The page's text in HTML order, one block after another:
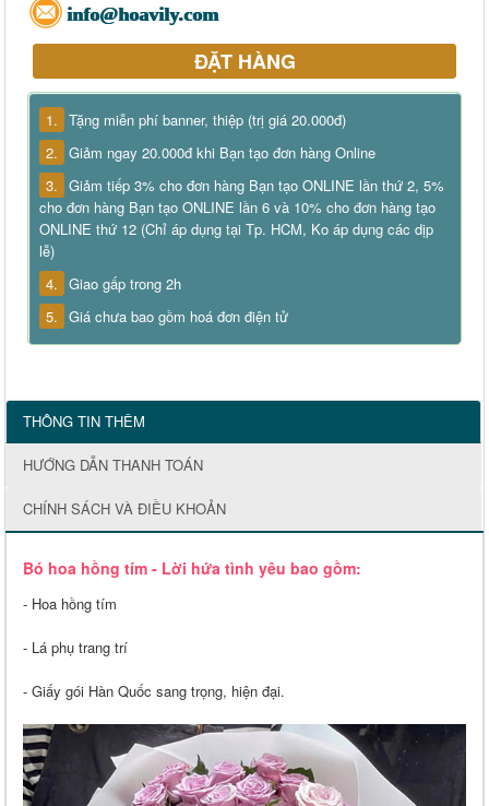
info@hoavily.com
ĐẶT HÀNG
1. Tặng miễn phí banner, thiệp (trị giá 20.000đ)
2. Giảm ngay 20.000đ khi Bạn tạo đơn hàng Online
3. Giảm tiếp 3% cho đơn hàng Bạn tạo ONLINE lần thứ 2, 5%
cho đơn hàng Bạn tạo ONLINE lần 6 và 10% cho đơn hàng tạo
ONLINE thứ 12 (Chỉ áp dụng tại Tp. HCM, Ko áp dụng các dịp
lễ)
4. Giao gấp trong 2h
5. Giá chưa bao gồm hoá đơn điện tử
THÔNG TIN THÊM
HƯỚNG DẪN THANH TOÁN
CHÍNH SÁCH VÀ ĐIỀU KHOẢN
Bó hoa hồng tím - Lời hứa tình yêu bao gồm:
- Hoa hồng tím
- Lá phụ trang trí
- Giấy gói Hàn Quốc sang trọng, hiện đại.